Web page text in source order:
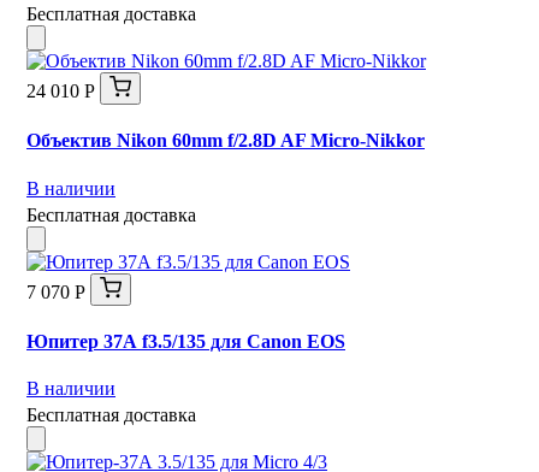
Бесплатная доставка
24 010 Р
Объектив Nikon 60mm f/2.8D AF Micro-Nikkor
В наличии
Бесплатная доставка
7 070 Р
Юпитер 37А f3.5/135 для Canon EOS
В наличии
Бесплатная доставка